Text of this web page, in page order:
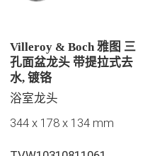
Villeroy & Boch 雅图 三
孔面盆龙头 带提拉式去
水, 镀铬
浴室龙头
344 x 178 x 134 mm